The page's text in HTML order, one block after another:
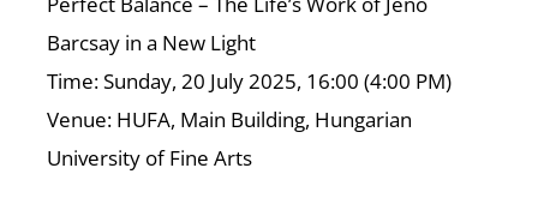
Barcsay in a New Light
Time: Sunday, 20 July 2025, 16:00 (4:00 PM)
Venue: HUFA, Main Building, Hungarian
University of Fine Arts